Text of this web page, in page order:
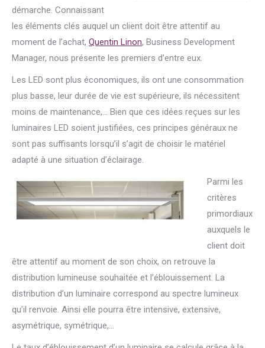
démarche. Connaissant
les éléments clés auquel un client doit être attentif au
moment de l’achat, Quentin Linon, Business Development
Manager, nous présente les premiers d’entre eux.
Les LED sont plus économiques, ils ont une consommation
plus basse, leur durée de vie est supérieure, ils nécessitent
moins de maintenance,… Bien que ces idées reçues sur les
luminaires LED soient justifiées, ces principes généraux ne
sont pas suffisants lorsqu’il s’agit de choisir le matériel
adapté à une situation d’éclairage.
Parmi les
critères
primordiaux
auxquels le
client doit
être attentif au moment de son choix, on retrouve la
distribution lumineuse souhaitée et l’éblouissement. La
distribution d’un luminaire correspond au spectre lumineux
qu’il renvoie. Ainsi elle pourra être intensive, extensive,
asymétrique, symétrique,…